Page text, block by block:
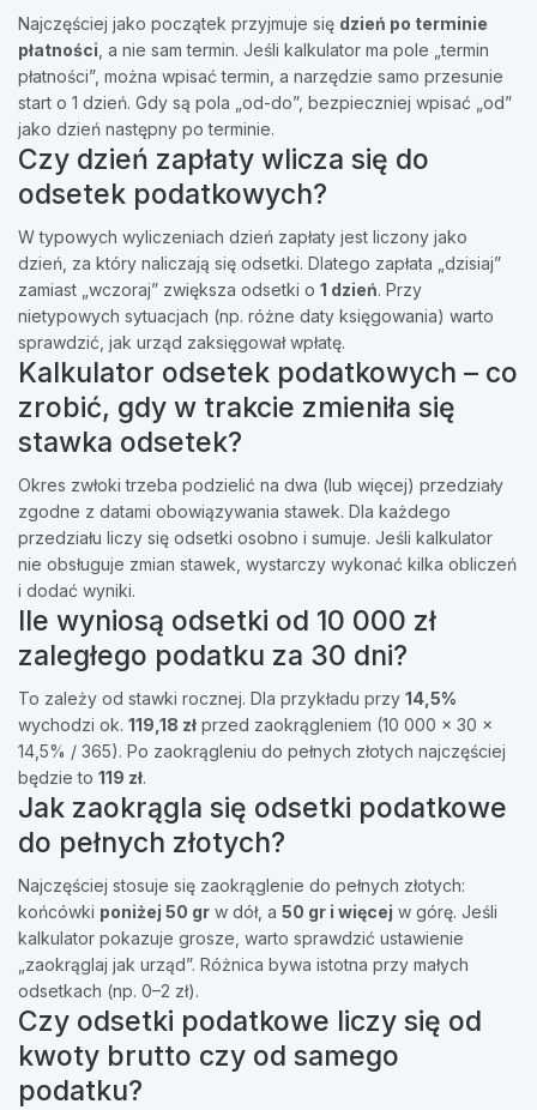
Najczęściej jako początek przyjmuje się dzień po terminie
płatności, a nie sam termin. Jeśli kalkulator ma pole „termin
płatności”, można wpisać termin, a narzędzie samo przesunie
start o 1 dzień. Gdy są pola „od-do”, bezpieczniej wpisać „od”
jako dzień następny po terminie.
Czy dzień zapłaty wlicza się do
odsetek podatkowych?
W typowych wyliczeniach dzień zapłaty jest liczony jako
dzień, za który naliczają się odsetki. Dlatego zapłata „dzisiaj”
zamiast „wczoraj” zwiększa odsetki o 1 dzień. Przy
nietypowych sytuacjach (np. różne daty księgowania) warto
sprawdzić, jak urząd zaksięgował wpłatę.
Kalkulator odsetek podatkowych – co
zrobić, gdy w trakcie zmieniła się
stawka odsetek?
Okres zwłoki trzeba podzielić na dwa (lub więcej) przedziały
zgodne z datami obowiązywania stawek. Dla każdego
przedziału liczy się odsetki osobno i sumuje. Jeśli kalkulator
nie obsługuje zmian stawek, wystarczy wykonać kilka obliczeń
i dodać wyniki.
Ile wyniosą odsetki od 10 000 zł
zaległego podatku za 30 dni?
To zależy od stawki rocznej. Dla przykładu przy 14,5%
wychodzi ok. 119,18 zł przed zaokrągleniem (10 000 × 30 ×
14,5% / 365). Po zaokrągleniu do pełnych złotych najczęściej
będzie to 119 zł.
Jak zaokrągla się odsetki podatkowe
do pełnych złotych?
Najczęściej stosuje się zaokrąglenie do pełnych złotych:
końcówki poniżej 50 gr w dół, a 50 gr i więcej w górę. Jeśli
kalkulator pokazuje grosze, warto sprawdzić ustawienie
„zaokrąglaj jak urząd”. Różnica bywa istotna przy małych
odsetkach (np. 0–2 zł).
Czy odsetki podatkowe liczy się od
kwoty brutto czy od samego
podatku?